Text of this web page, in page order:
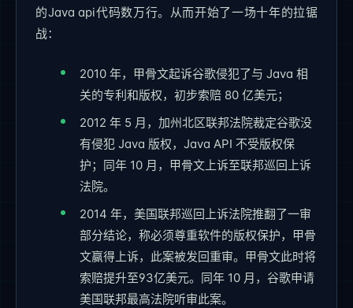
的Java api代码数万行。从而开始了一场十年的拉锯
战：
2010 年，甲骨文起诉谷歌侵犯了与 Java 相
关的专利和版权，初步索赔 80 亿美元；
2012 年 5 月，加州北区联邦法院裁定谷歌没
有侵犯 Java 版权，Java API 不受版权保
护；同年 10 月，甲骨文上诉至联邦巡回上诉
法院。
2014 年，美国联邦巡回上诉法院推翻了一审
部分结论，称必须尊重软件的版权保护，甲骨
文赢得上诉，此案被发回重审。甲骨文此时将
索赔提升至93亿美元。同年 10 月，谷歌申请
美国联邦最高法院听审此案。